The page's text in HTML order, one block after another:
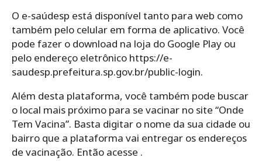
O e-saúdesp está disponível tanto para web como
também pelo celular em forma de aplicativo. Você
pode fazer o download na loja do Google Play ou
pelo endereço eletrônico https://e-
saudesp.prefeitura.sp.gov.br/public-login.
Além desta plataforma, você também pode buscar
o local mais próximo para se vacinar no site “Onde
Tem Vacina”. Basta digitar o nome da sua cidade ou
bairro que a plataforma vai entregar os endereços
de vacinação. Então acesse .